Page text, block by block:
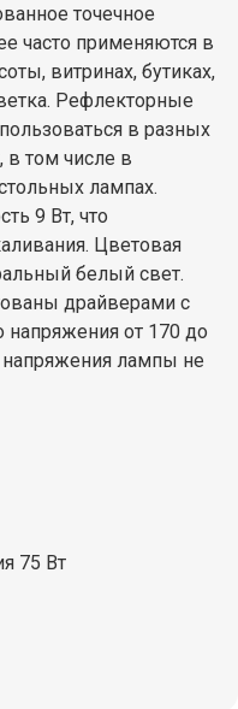
точечное
часто применяются в
витринах, бутиках,
Рефлекторные
в разных
в том числе в
лампах.
9 Вт, что
Цветовая
белый свет.
драйверами с
от 170 до
напряжения лампы не
75 Вт